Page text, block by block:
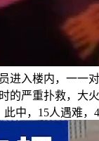
进入楼内，一一
的严重扑救，大
中，15人遇难，